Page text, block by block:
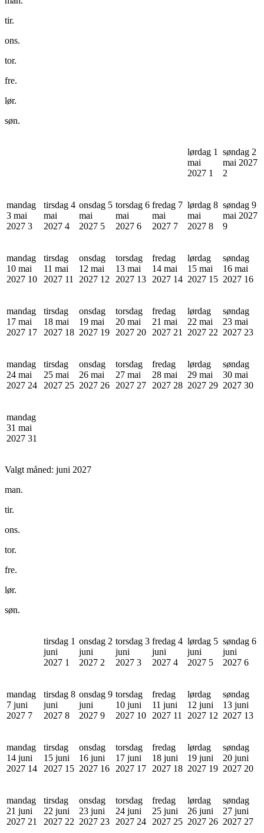
tir.
ons.
tor.
fre.
lør.
søn.
lørdag 1
mai
2027 1
søndag 2
mai 2027
2
mandag
3 mai
2027 3
tirsdag 4
mai
2027 4
onsdag 5
mai
2027 5
torsdag 6
mai
2027 6
fredag 7
mai
2027 7
lørdag 8
mai
2027 8
søndag 9
mai 2027
9
mandag
10 mai
2027 10
tirsdag
11 mai
2027 11
onsdag
12 mai
2027 12
torsdag
13 mai
2027 13
fredag
14 mai
2027 14
lørdag
15 mai
2027 15
søndag
16 mai
2027 16
mandag
17 mai
2027 17
tirsdag
18 mai
2027 18
onsdag
19 mai
2027 19
torsdag
20 mai
2027 20
fredag
21 mai
2027 21
lørdag
22 mai
2027 22
søndag
23 mai
2027 23
mandag
24 mai
2027 24
tirsdag
25 mai
2027 25
onsdag
26 mai
2027 26
torsdag
27 mai
2027 27
fredag
28 mai
2027 28
lørdag
29 mai
2027 29
søndag
30 mai
2027 30
mandag
31 mai
2027 31
Valgt måned: juni 2027
man.
tir.
ons.
tor.
fre.
lør.
søn.
tirsdag 1
juni
2027 1
onsdag 2
juni
2027 2
torsdag 3
juni
2027 3
fredag 4
juni
2027 4
lørdag 5
juni
2027 5
søndag 6
juni
2027 6
mandag
7 juni
2027 7
tirsdag 8
juni
2027 8
onsdag 9
juni
2027 9
torsdag
10 juni
2027 10
fredag
11 juni
2027 11
lørdag
12 juni
2027 12
søndag
13 juni
2027 13
mandag
14 juni
2027 14
tirsdag
15 juni
2027 15
onsdag
16 juni
2027 16
torsdag
17 juni
2027 17
fredag
18 juni
2027 18
lørdag
19 juni
2027 19
søndag
20 juni
2027 20
mandag
21 juni
2027 21
tirsdag
22 juni
2027 22
onsdag
23 juni
2027 23
torsdag
24 juni
2027 24
fredag
25 juni
2027 25
lørdag
26 juni
2027 26
søndag
27 juni
2027 27